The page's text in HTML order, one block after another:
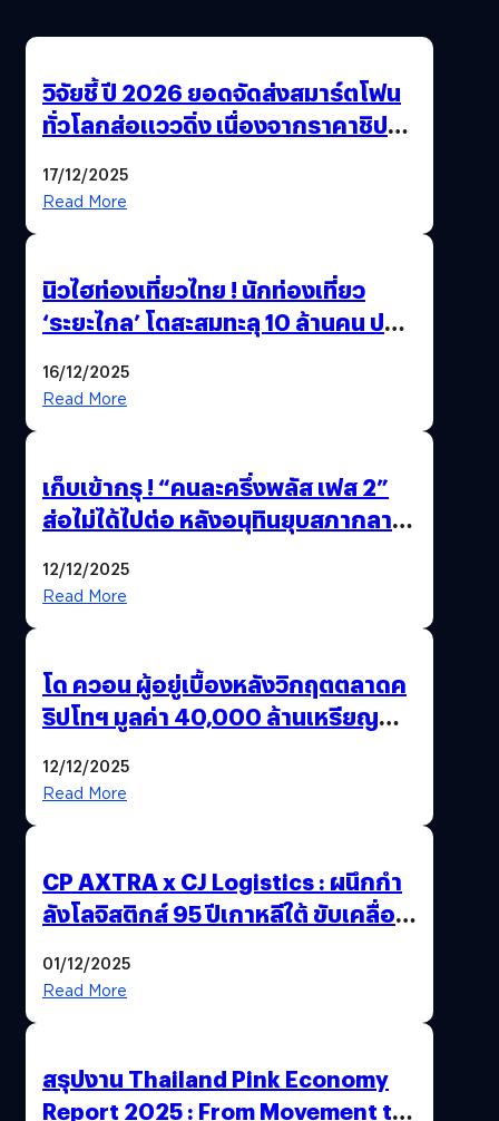
วิจัยชี้ ปี 2026 ยอดจัดส่งสมาร์ตโฟน
ทั่วโลกส่อแววดิ่ง เนื่องจากราคาชิป
17/12/2025
Read More
นิวไฮท่องเที่ยวไทย ! นักท่องเที่ยว
‘ระยะไกล’ โตสะสมทะลุ 10 ล้านคน ปลุก
11.66 ล้านคน
16/12/2025
Read More
เก็บเข้ากรุ ! “คนละครึ่งพลัส เฟส 2”
ส่อไม่ได้ไปต่อ หลังอนุทินยุบสภากลาย
15 ธ.ค. นี้
12/12/2025
Read More
โด ควอน ผู้อยู่เบื้องหลังวิกฤตตลาดค
ริปโทฯ มูลค่า 40,000 ล้านเหรียญ
12/12/2025
Read More
CP AXTRA x CJ Logistics : ผนึกกำ
ลังโลจิสติกส์ 95 ปีเกาหลีใต้ ขับเคลื่อน
01/12/2025
Read More
สรุปงาน Thailand Pink Economy
Report 2025 : From Movement to